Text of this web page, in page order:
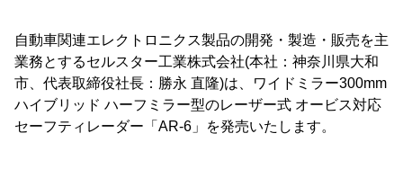
自動車関連エレクトロニクス製品の開発・製造・販売を主
業務とするセルスター工業株式会社(本社：神奈川県大和
市、代表取締役社長：勝永 直隆)は、ワイドミラー300mm
ハイブリッド ハーフミラー型のレーザー式 オービス対応
セーフティレーダー「AR-6」を発売いたします。